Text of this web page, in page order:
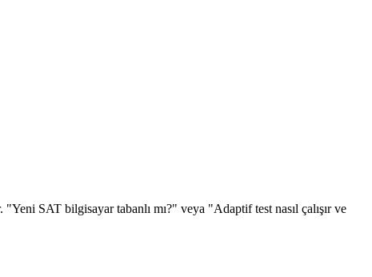
SAT bilgisayar tabanlı mı?" veya "Adaptif test nasıl çalışır ve